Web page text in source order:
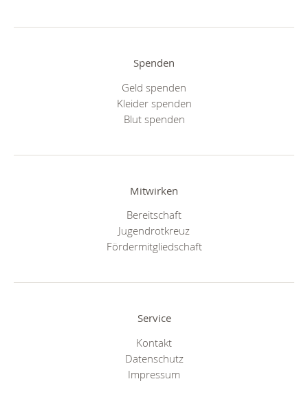
Spenden
Geld spenden
Kleider spenden
Blut spenden
Mitwirken
Bereitschaft
Jugendrotkreuz
Fördermitgliedschaft
Service
Kontakt
Datenschutz
Impressum